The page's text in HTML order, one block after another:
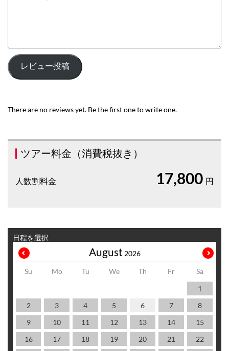
レビュー投稿
There are no reviews yet. Be the first one to write one.
ツアー料金（消費税抜き）
人数割料金 17,800 円
日程を選択
August 2026
Su Mo Tu We Th Fr
Sa
1
2
3 4 5 6 7
8
9
10 11 12 13 14
15
16
17 18 19 20 21 22